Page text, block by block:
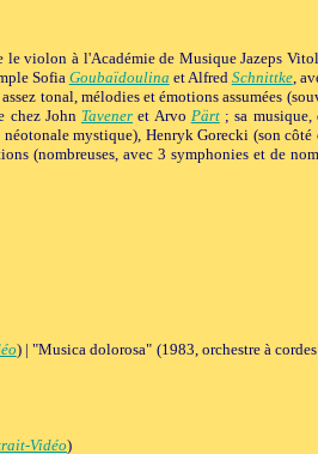
violon à l'Académie de Musique Jazeps
Sofia Goubaïdoulina et Alfred Schnittke,
tonal, mélodies et émotions assumées
chez John Tavener et Arvo Pärt; sa musique,
mystique), Henryk Gorecki (son
(nombreuses, avec 3 symphonies et de
) | "Musica dolorosa" (1983, orchestre à
Vidéo)